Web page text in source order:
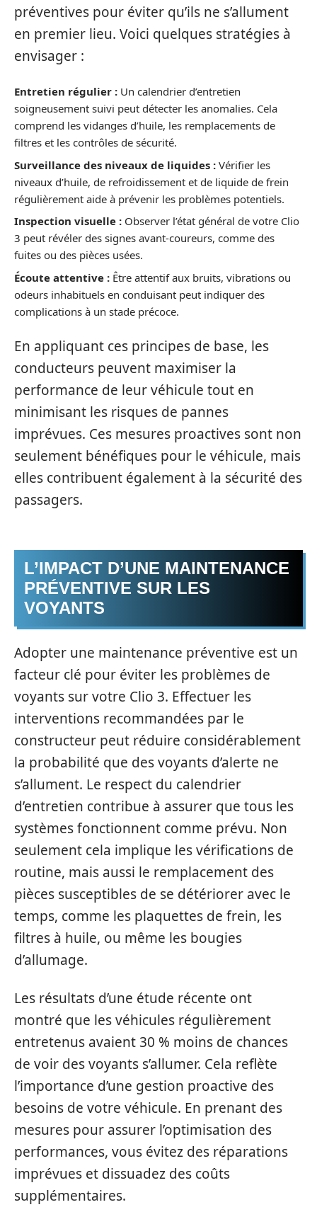
préventives pour éviter qu’ils ne s’allument
en premier lieu. Voici quelques stratégies à
envisager :
Entretien régulier : Un calendrier d’entretien
soigneusement suivi peut détecter les anomalies. Cela
comprend les vidanges d’huile, les remplacements de
filtres et les contrôles de sécurité.
Surveillance des niveaux de liquides : Vérifier les
niveaux d’huile, de refroidissement et de liquide de frein
régulièrement aide à prévenir les problèmes potentiels.
Inspection visuelle : Observer l’état général de votre Clio
3 peut révéler des signes avant-coureurs, comme des
fuites ou des pièces usées.
Écoute attentive : Être attentif aux bruits, vibrations ou
odeurs inhabituels en conduisant peut indiquer des
complications à un stade précoce.
En appliquant ces principes de base, les
conducteurs peuvent maximiser la
performance de leur véhicule tout en
minimisant les risques de pannes
imprévues. Ces mesures proactives sont non
seulement bénéfiques pour le véhicule, mais
elles contribuent également à la sécurité des
passagers.
L’IMPACT D’UNE MAINTENANCE
PRÉVENTIVE SUR LES
VOYANTS
Adopter une maintenance préventive est un
facteur clé pour éviter les problèmes de
voyants sur votre Clio 3. Effectuer les
interventions recommandées par le
constructeur peut réduire considérablement
la probabilité que des voyants d’alerte ne
s’allument. Le respect du calendrier
d’entretien contribue à assurer que tous les
systèmes fonctionnent comme prévu. Non
seulement cela implique les vérifications de
routine, mais aussi le remplacement des
pièces susceptibles de se détériorer avec le
temps, comme les plaquettes de frein, les
filtres à huile, ou même les bougies
d’allumage.
Les résultats d’une étude récente ont
montré que les véhicules régulièrement
entretenus avaient 30 % moins de chances
de voir des voyants s’allumer. Cela reflète
l’importance d’une gestion proactive des
besoins de votre véhicule. En prenant des
mesures pour assurer l’optimisation des
performances, vous évitez des réparations
imprévues et dissuadez des coûts
supplémentaires.